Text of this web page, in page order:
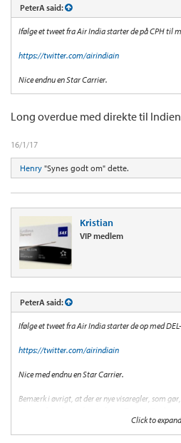
PeterA said:
Ifølge et tweet fra Air India starter de på CPH til
https://twitter.com/airindiain
Nice endnu en Star Carrier.
Long overdue med direkte til Indien
16/1/17
Henry "Synes godt om" dette.
Kristian
VIP medlem
PeterA said:
Ifølge et tweet fra Air India starter de op med
https://twitter.com/airindiain
Nice med endnu en Star Carrier.
Bemærk i øvrigt, at der er nye visaregler, som
https://indianvisaonline.gov.in/visa/tvoa.html
Click to